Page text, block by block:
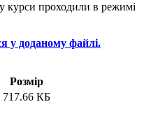
курси проходили в режимі
у доданому файлі.
Розмір
717.66 КБ